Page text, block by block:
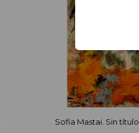
Sofia Mastai. Sin